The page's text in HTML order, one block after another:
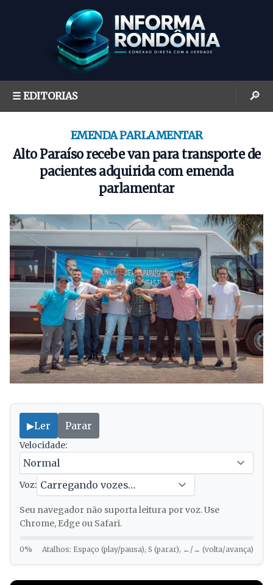
☰ EDITORIAS 🔎
EMENDA PARLAMENTAR
Alto Paraíso recebe van para transporte de
pacientes adquirida com emenda
parlamentar
▶Ler Parar
Velocidade:
Voz:
Seu navegador não suporta leitura por voz. Use
Chrome, Edge ou Safari.
0% Atalhos: Espaço (play/pausa), S (parar), ←/→ (volta/avança)